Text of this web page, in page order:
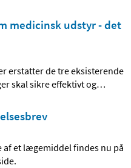
medicinsk udstyr - det
erstatter de tre eksisterende
skal sikre effektivt og…
af et lægemiddel findes nu på